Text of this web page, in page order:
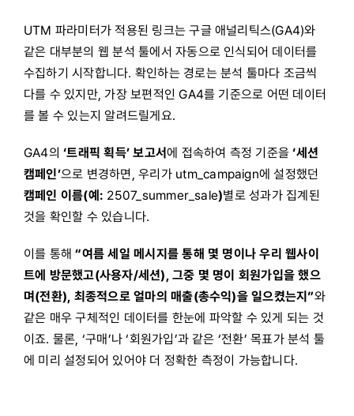
UTM 파라미터가 적용된 링크는 구글 애널리틱스(GA4)와
같은 대부분의 웹 분석 툴에서 자동으로 인식되어 데이터를
수집하기 시작합니다. 확인하는 경로는 분석 툴마다 조금씩
다를 수 있지만, 가장 보편적인 GA4를 기준으로 어떤 데이터
를 볼 수 있는지 알려드릴게요.
GA4의‘트래픽 획득’ 보고서에 접속하여 측정 기준을‘세션
캠페인’으로 변경하면, 우리가 utm_campaign에 설정했던
캠페인 이름(예: 2507_summer_sale)별로 성과가 집계된
것을 확인할 수 있습니다.
이를 통해 “여름 세일 메시지를 통해 몇 명이나 우리 웹사이
트에 방문했고(사용자/세션), 그중 몇 명이 회원가입을 했으
며(전환), 최종적으로 얼마의 매출(총수익)을 일으켰는지”와
같은 매우 구체적인 데이터를 한눈에 파악할 수 있게 되는 것
이죠. 물론, ‘구매’나 ‘회원가입’과 같은 ‘전환’ 목표가 분석 툴
에 미리 설정되어 있어야 더 정확한 측정이 가능합니다.